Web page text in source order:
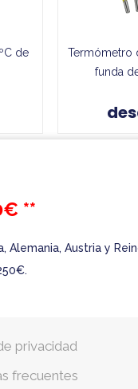
de
Termómetro
funda
**
Alemania, Austria y
privacidad
frecuentes